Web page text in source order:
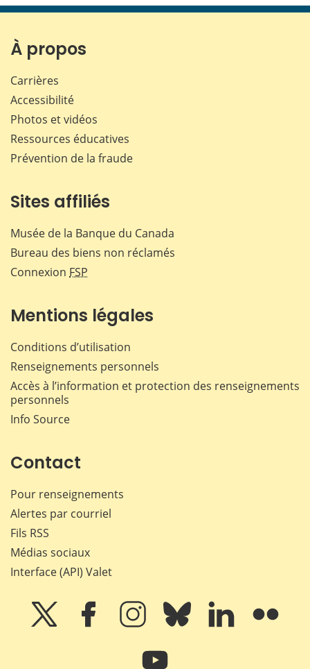
page page page page
À propos
Carrières
Accessibilité
Photos et vidéos
Ressources éducatives
Prévention de la fraude
Sites affiliés
Musée de la Banque du Canada
Bureau des biens non réclamés
Connexion FSP
Mentions légales
Conditions d’utilisation
Renseignements personnels
Accès à l’information et protection des renseignements
personnels
Info Source
Contact
Pour renseignements
Alertes par courriel
Fils RSS
Médias sociaux
Interface (API) Valet